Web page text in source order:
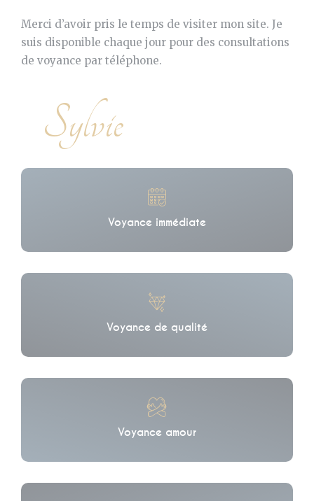
Merci d’avoir pris le temps de visiter mon site. Je
suis disponible chaque jour pour des consultations
de voyance par téléphone.
Sylvie
Voyance immédiate
Voyance de qualité
Voyance amour